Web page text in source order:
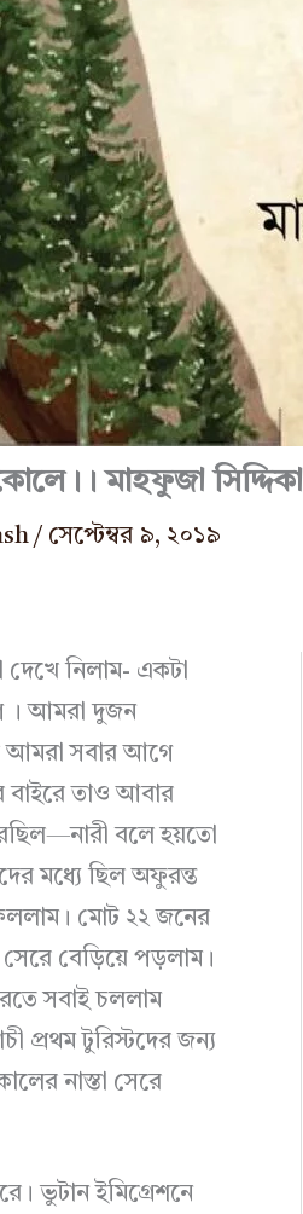
মাহফুজা সিদ্দিকা
/ সেপ্টেম্বর ৯, ২০১৯
দেখে নিলাম- একটা
। আমরা দুজন
আমরা সবার আগে
তাও আবার
বলে হয়তো
মধ্যে ছিল অফুরন্ত
মোট ২২ জনের
বেড়িয়ে পড়লাম।
সবাই চললাম
প্রথম টুরিস্টদের জন্য
নাস্তা সেরে
ভুটান ইমিগ্রেশনে